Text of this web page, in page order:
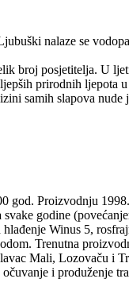
nalaze se
broj posjetitelja. U
prirodnih ljepota
samih slapova
god. Proizvodnju
godine
Winus 5,
Trenutna
Mali, Lozovaču i
i produženje